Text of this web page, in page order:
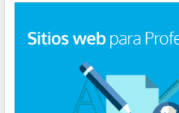
que la Ciudad envía a relleno sanitario”
El Consejero Gustavo Letner obtiene fondos
los Estados Unidos de América